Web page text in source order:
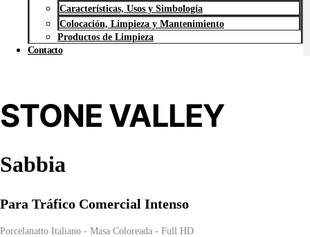
Características, Usos y Simbología
Colocación, Limpieza y Mantenimiento
Productos de Limpieza
Contacto
STONE VALLEY
Sabbia
Para Tráfico Comercial Intenso
Porcelanatto Italiano - Masa Coloreada - Full HD